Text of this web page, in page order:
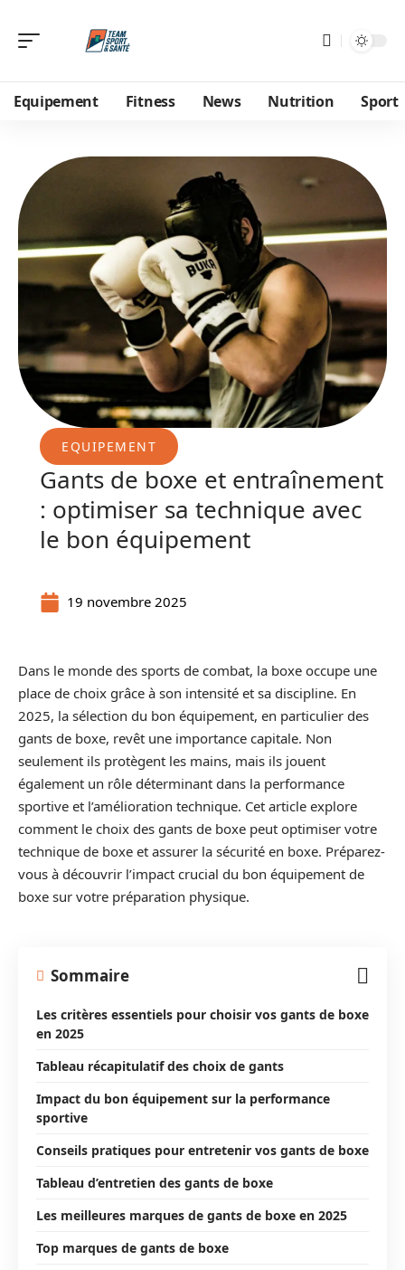
Equipement Fitness News Nutrition Sport
EQUIPEMENT
Gants de boxe et entraînement
: optimiser sa technique avec
le bon équipement
19 novembre 2025
Dans le monde des sports de combat, la boxe occupe une
place de choix grâce à son intensité et sa discipline. En
2025, la sélection du bon équipement, en particulier des
gants de boxe, revêt une importance capitale. Non
seulement ils protègent les mains, mais ils jouent
également un rôle déterminant dans la performance
sportive et l’amélioration technique. Cet article explore
comment le choix des gants de boxe peut optimiser votre
technique de boxe et assurer la sécurité en boxe. Préparez-
vous à découvrir l’impact crucial du bon équipement de
boxe sur votre préparation physique.
Sommaire
Les critères essentiels pour choisir vos gants de boxe
en 2025
Tableau récapitulatif des choix de gants
Impact du bon équipement sur la performance
sportive
Conseils pratiques pour entretenir vos gants de boxe
Tableau d’entretien des gants de boxe
Les meilleures marques de gants de boxe en 2025
Top marques de gants de boxe